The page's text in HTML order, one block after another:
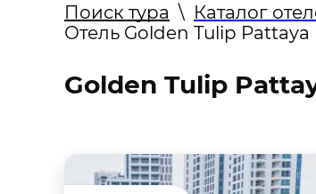
Поиск тура \ Каталог
Отель Golden Tulip Pattaya
Golden Tulip